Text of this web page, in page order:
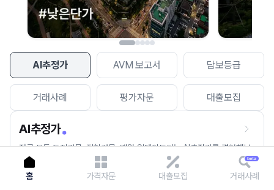
AI추정가 AVM 보고서 담보등급
거래사례 평가자문 대출모집
AI추정가
전국 모든 토지건물, 집합건물, 매월 업데이트되는 AI추정가를 경험해보
세요.
홈 가격자문 대출모집 거래사례